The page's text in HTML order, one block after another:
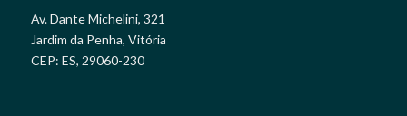
Av. Dante Michelini, 321
Jardim da Penha, Vitória
CEP: ES, 29060-230